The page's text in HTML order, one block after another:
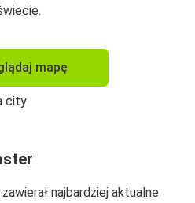
mapę
najbardziej aktualne